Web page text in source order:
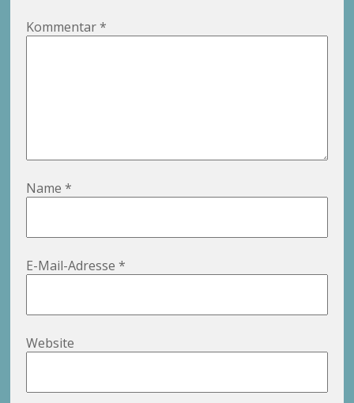
Kommentar*
Name*
E-Mail-Adresse*
Website